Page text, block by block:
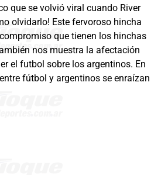
que se volvió viral cuando River
olvidarlo! Este fervoroso hincha
que tienen los hinchas
nos muestra la afectación
el futbol sobre los argentinos. En
fútbol y argentinos se enraízan